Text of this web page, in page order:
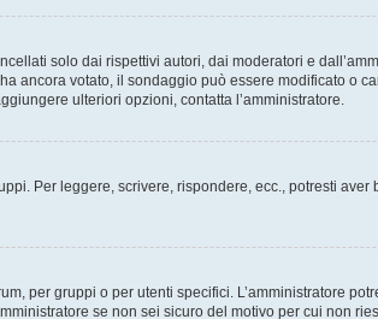
solo dai rispettivi autori, dai moderatori e
ancora votato, il sondaggio può essere modificato o
ulteriori opzioni, contatta l’amministratore.
Per leggere, scrivere, rispondere, ecc., potresti
per gruppi o per utenti specifici. L’amministratore
se non sei sicuro del motivo per cui non